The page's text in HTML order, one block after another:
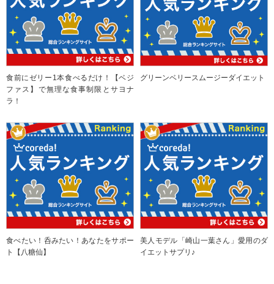
食前にゼリー1本食べるだけ！【ベジ
ファス】で無理な食事制限とサヨナ
ラ！
グリーンベリースムージーダイエット
食べたい！呑みたい！あなたをサポー
ト【八糖仙】
美人モデル「崎山一葉さん」愛用のダ
イエットサプリ♪